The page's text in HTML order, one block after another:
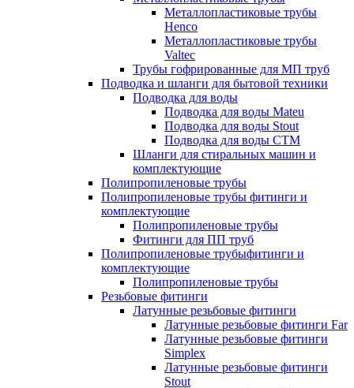
Металлопластиковые трубы
Henco
Металлопластиковые трубы
Valtec
Трубы гофрированные для МП труб
Подводка и шланги для бытовой техники
Подводка для воды
Подводка для воды Mateu
Подводка для воды Stout
Подводка для воды СТМ
Шланги для стиральных машин и
комплектующие
Полипропиленовые трубы
Полипропиленовые трубы фитинги и
комплектующие
Полипропиленовые трубы
Фитинги для ПП труб
Полипропиленовые трубыфитинги и
комплектующие
Полипропиленовые трубы
Резьбовые фитинги
Латунные резьбовые фитинги
Латунные резьбовые фитинги Far
Латунные резьбовые фитинги
Simplex
Латунные резьбовые фитинги
Stout